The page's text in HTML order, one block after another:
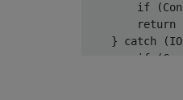
if
(
return
}
catch (
if
(